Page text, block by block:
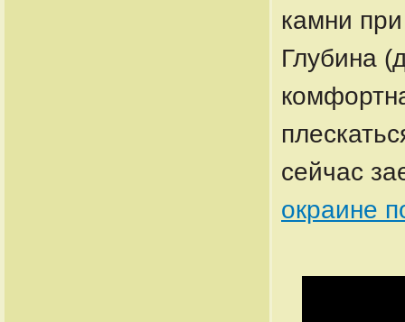
камни
Глубина
сейчас
окраине